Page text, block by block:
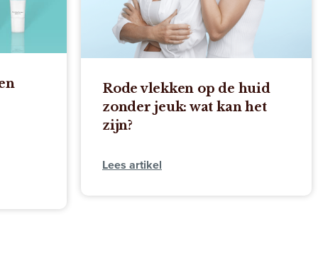
Rode vlekken op de huid
zonder jeuk: wat kan het
zijn?
Lees artikel